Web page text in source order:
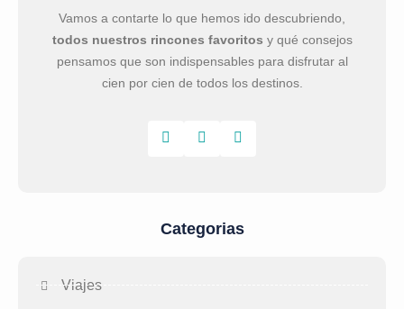
Vamos a contarte lo que hemos ido descubriendo,
todos nuestros rincones favoritos y qué consejos
pensamos que son indispensables para disfrutar al
cien por cien de todos los destinos.
Categorias
Viajes